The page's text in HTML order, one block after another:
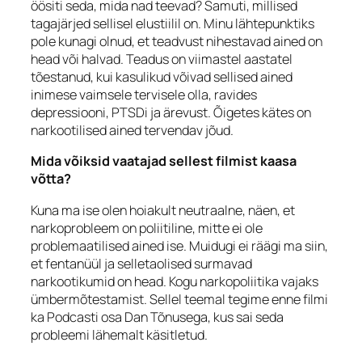
öösiti seda, mida nad teevad? Samuti, millised
tagajärjed sellisel elustiilil on. Minu lähtepunktiks
pole kunagi olnud, et teadvust nihestavad ained on
head või halvad. Teadus on viimastel aastatel
tõestanud, kui kasulikud võivad sellised ained
inimese vaimsele tervisele olla, ravides
depressiooni, PTSDi ja ärevust. Õigetes kätes on
narkootilised ained tervendav jõud.
Mida võiksid vaatajad sellest filmist kaasa
võtta?
Kuna ma ise olen hoiakult neutraalne, näen, et
narkoprobleem on poliitiline, mitte ei ole
problemaatilised ained ise. Muidugi ei räägi ma siin,
et fentanüül ja selletaolised surmavad
narkootikumid on head. Kogu narkopoliitika vajaks
ümbermõtestamist. Sellel teemal tegime enne filmi
ka Podcasti osa Dan Tõnusega, kus sai seda
probleemi lähemalt käsitletud.